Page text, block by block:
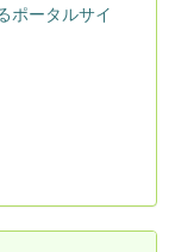
ポータルサイ